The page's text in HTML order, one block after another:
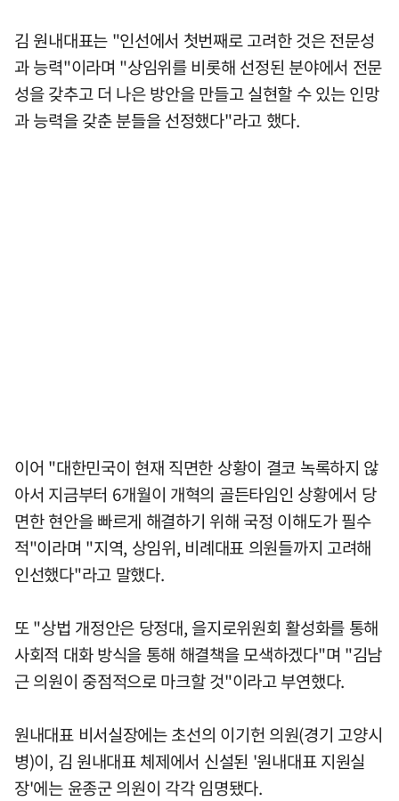
김 원내대표는 "인선에서 첫번째로 고려한 것은 전문성
과 능력"이라며 "상임위를 비롯해 선정된 분야에서 전문
성을 갖추고 더 나은 방안을 만들고 실현할 수 있는 인망
과 능력을 갖춘 분들을 선정했다"라고 했다.
이어 "대한민국이 현재 직면한 상황이 결코 녹록하지 않
아서 지금부터 6개월이 개혁의 골든타임인 상황에서 당
면한 현안을 빠르게 해결하기 위해 국정 이해도가 필수
적"이라며 "지역, 상임위, 비례대표 의원들까지 고려해
인선했다"라고 말했다.
또 "상법 개정안은 당정대, 을지로위원회 활성화를 통해
사회적 대화 방식을 통해 해결책을 모색하겠다"며 "김남
근 의원이 중점적으로 마크할 것"이라고 부연했다.
원내대표 비서실장에는 초선의 이기헌 의원(경기 고양시
병)이, 김 원내대표 체제에서 신설된 '원내대표 지원실
장'에는 윤종군 의원이 각각 임명됐다.